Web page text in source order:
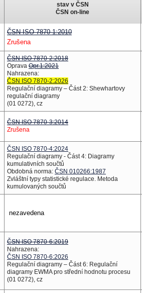
stav v ČSN
ČSN on-line
ČSN ISO 7870-1:2010
Zrušena
ČSN ISO 7870-2:2018
Oprava Opr.1:2021
Nahrazena:
ČSN ISO 7870-2:2026
Regulační diagramy – Část 2: Shewhartovy
regulační diagramy
(01 0272), cz
ČSN ISO 7870-3:2014
Zrušena
ČSN ISO 7870-4:2024
Regulační diagramy - Část 4: Diagramy
kumulativních součtů
Obdobná norma: ČSN 010266:1987
Zvláštní typy statistické regulace. Metoda
kumulovaných součtů
nezavedena
ČSN ISO 7870-6:2019
Nahrazena:
ČSN ISO 7870-6:2026
Regulační diagramy – Část 6: Regulační
diagramy EWMA pro střední hodnotu procesu
(01 0272), cz